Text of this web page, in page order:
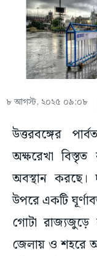
৮ আগস্ট, ২০২৫ ০৯:০৮
উত্তরবঙ্গের
অক্ষরেখা বিস্তৃত
অবস্থান করছে।
উপরে একটি
গোটা রাজ্যজুড়ে
জেলায় ও শহরে